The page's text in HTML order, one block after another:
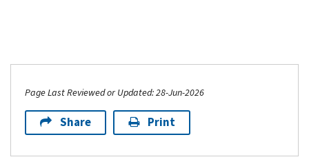
Page Last Reviewed or Updated: 28-Jun-2026
Share Print